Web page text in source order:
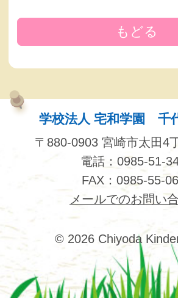
もどる
学校法人 宅和学園 千
〒880-0903 宮崎市太田4
電話：0985-51-
FAX：0985-55-
メールでのお問い
© 2026 Chiyoda